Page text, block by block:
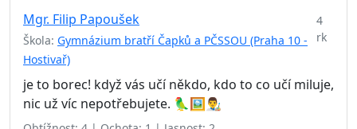
Mgr. Filip Papoušek
Škola: Gymnázium bratří Čapků a PČSSOU (Praha 10 -
Hostivař)
4
rk
je to borec! když vás učí někdo, kdo to co učí miluje,
nic už víc nepotřebujete. 🦜🖼👨‍🎨